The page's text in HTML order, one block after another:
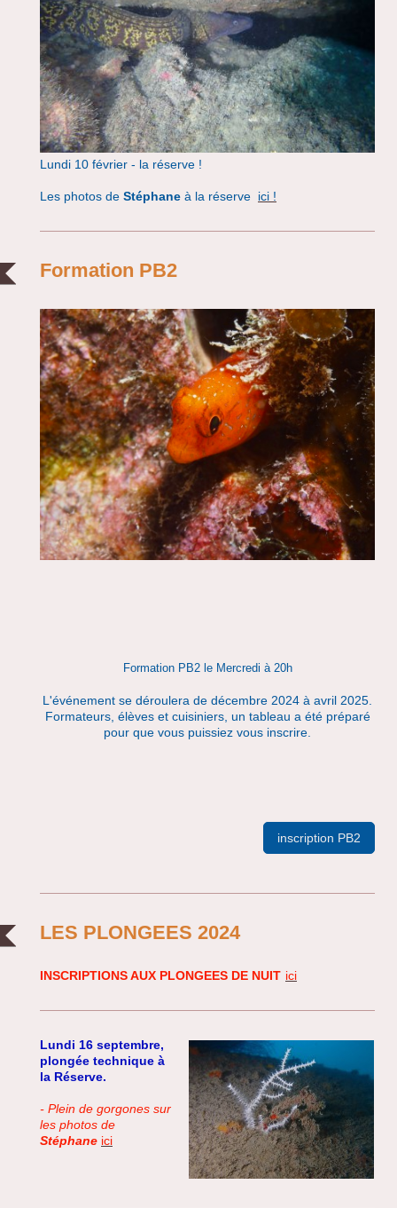
Lundi 10 février - la réserve !
Les photos de Stéphane à la réserve ici !
Formation PB2
Formation PB2 le Mercredi à 20h
L'événement se déroulera de décembre 2024 à avril 2025.
Formateurs, élèves et cuisiniers, un tableau a été préparé
pour que vous puissiez vous inscrire.
inscription PB2
LES PLONGEES 2024
INSCRIPTIONS AUX PLONGEES DE NUIT ici
Lundi 16 septembre,
plongée technique à
la Réserve.
- Plein de gorgones sur
les photos de
Stéphane ici